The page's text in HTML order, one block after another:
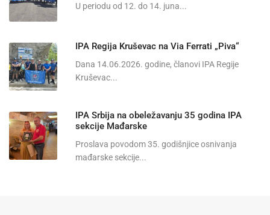
U periodu od 12. do 14. juna...
IPA Regija Kruševac na Via Ferrati „Piva“
Dana 14.06.2026. godine, članovi IPA Regije
Kruševac...
IPA Srbija na obeležavanju 35 godina IPA
sekcije Mađarske
Proslava povodom 35. godišnjice osnivanja
mađarske sekcije...